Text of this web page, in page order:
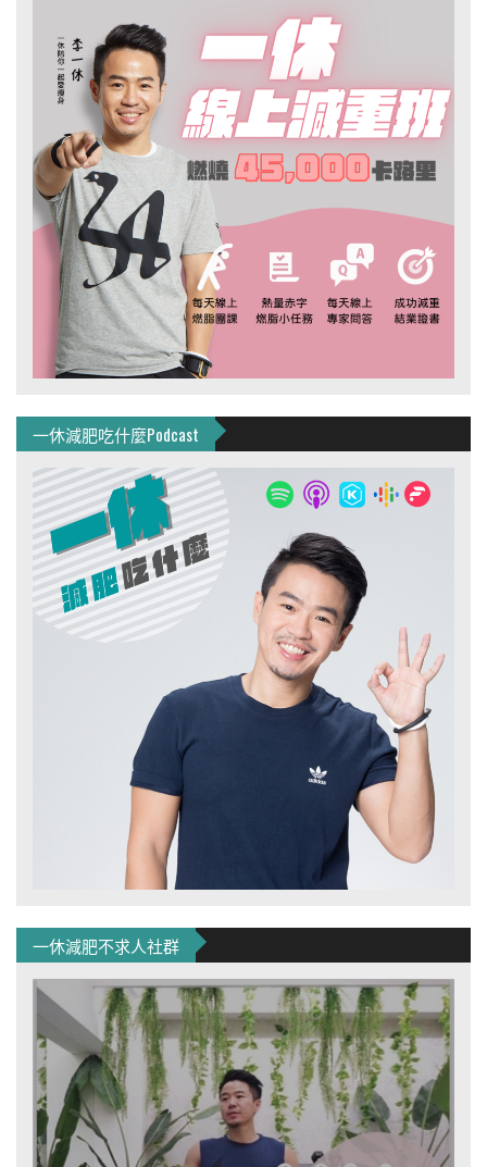
一休減肥吃什麼Podcast
一休減肥不求人社群